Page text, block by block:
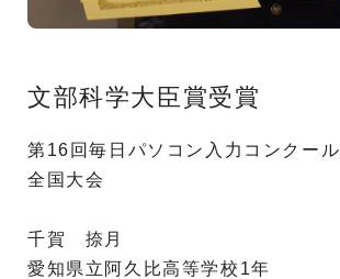
文部科学大臣賞受賞
第16回毎日パソコン入力コンクール
全国大会
千賀 捺月
愛知県立阿久比高等学校1年